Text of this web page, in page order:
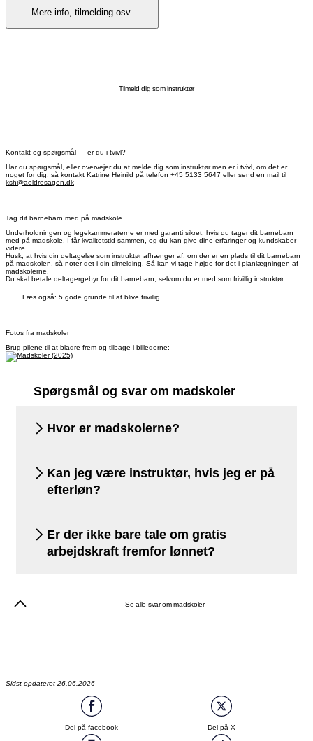
Mere info, tilmelding osv.
Tilmeld dig som instruktør
Kontakt og spørgsmål — er du i tvivl?
Har du spørgsmål, eller overvejer du at melde dig som instruktør men er i tvivl, om det er
noget for dig, så kontakt Katrine Heinild på telefon +45 5133 5647 eller send en mail til
ksh@aeldresagen.dk
Tag dit barnebarn med på madskole
Underholdningen og legekammeraterne er med garanti sikret, hvis du tager dit barnebarn
med på madskole. I får kvalitetstid sammen, og du kan give dine erfaringer og kundskaber
videre.
Husk, at hvis din deltagelse som instruktør afhænger af, om der er en plads til dit barnebarn
på madskolen, så noter det i din tilmelding. Så kan vi tage højde for det i planlægningen af
madskolerne.
Du skal betale deltagergebyr for dit barnebarn, selvom du er med som frivillig instruktør.
Læs også: 5 gode grunde til at blive frivillig
Fotos fra madskoler
Brug pilene til at bladre frem og tilbage i billederne:
Spørgsmål og svar om madskoler
Hvor er madskolerne?
Kan jeg være instruktør, hvis jeg er på
efterløn?
Er der ikke bare tale om gratis
arbejdskraft fremfor lønnet?
Se alle svar om madskoler
Sidst opdateret 26.06.2026
Del på facebook Del på X